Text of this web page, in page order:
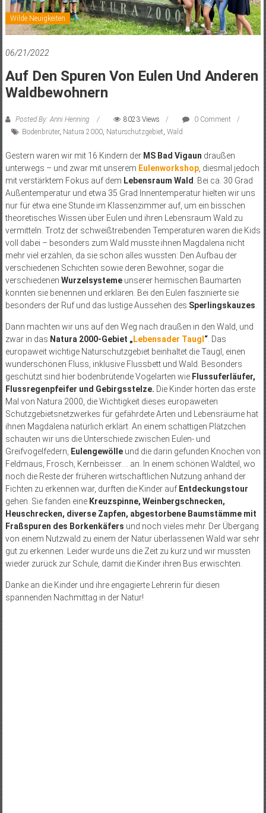
Wilde Neuigkeiten
06/21/2022
Auf Den Spuren Von Eulen Und Anderen
Waldbewohnern
Posted By: Anni Henning 8023 Views
0 Comment
Bodenbrüter, Natura 2000, Naturschutzgebiet, Wald
Gestern waren wir mit 16 Kindern der MS Bad Vigaun draußen
unterwegs – und zwar mit unserem Eulenworkshop, diesmal jedoch
mit verstärktem Fokus auf dem Lebensraum Wald
. Bei ca. 30 Grad
Außentemperatur und etwa 35 Grad Innentemperatur hielten wir uns
nur für etwa eine Stunde im Klassenzimmer auf, um ein bisschen
theoretisches Wissen über Eulen und ihren Lebensraum Wald zu
vermitteln. Trotz der schweißtreibenden Temperaturen waren die Kids
voll dabei – besonders zum Wald musste ihnen Magdalena nicht
mehr viel erzählen, da sie schon alles wussten: Den Aufbau der
verschiedenen Schichten sowie deren Bewohner, sogar die
verschiedenen Wurzelsysteme unserer heimischen Baumarten
konnten sie benennen und erklären. Bei den Eulen faszinierte sie
besonders der Ruf und das lustige Aussehen des Sperlingskauzes
Dann machten wir uns auf den Weg nach draußen in den Wald, und
zwar in das Natura 2000-Gebiet „ Lebensader Taugl “. Das
europaweit wichtige Naturschutzgebiet beinhaltet die Taugl, einen
wunderschönen Fluss, inklusive Flussbett und Wald. Besonders
geschützt sind hier bodenbrütende Vogelarten wie Flussuferläufer,
Flussregenpfeifer und Gebirgsstelze. Die Kinder hörten das erste
Mal von Natura 2000, die Wichtigkeit dieses europaweiten
Schutzgebietsnetzwerkes für gefährdete Arten und Lebensräume hat
ihnen Magdalena natürlich erklärt. An einem schattigen Plätzchen
schauten wir uns die Unterschiede zwischen Eulen- und
Greifvogelfedern,
Eulengewölleund die darin gefunden Knochen von
Feldmaus, Frosch, Kernbeisser…. an. In einem schönen Waldteil, wo
noch die Reste der früheren wirtschaftlichen Nutzung anhand der
Fichten zu erkennen war, durften die Kinder auf Entdeckungstour
gehen. Sie fanden eine Kreuzspinne, Weinbergschnecken,
Heuschrecken, diverse Zapfen, abgestorbene Baumstämme mit
Fraßspuren des Borkenkäfers und noch vieles mehr. Der Übergang
von einem Nutzwald zu einem der Natur überlassenen Wald war sehr
gut zu erkennen. Leider wurde uns die Zeit zu kurz und wir mussten
wieder zurück zur Schule, damit die Kinder ihren Bus erwischten.
Danke an die Kinder und ihre engagierte Lehrerin für diesen
spannenden Nachmittag in der Natur!